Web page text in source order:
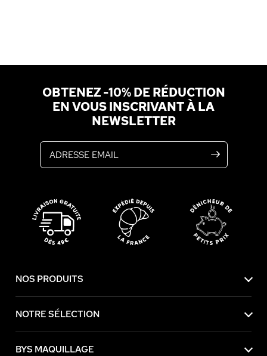
OBTENEZ -10% DE RÉDUCTION
EN VOUS INSCRIVANT À LA
NEWSLETTER
NOS PRODUITS
NOTRE SÉLECTION
BYS MAQUILLAGE